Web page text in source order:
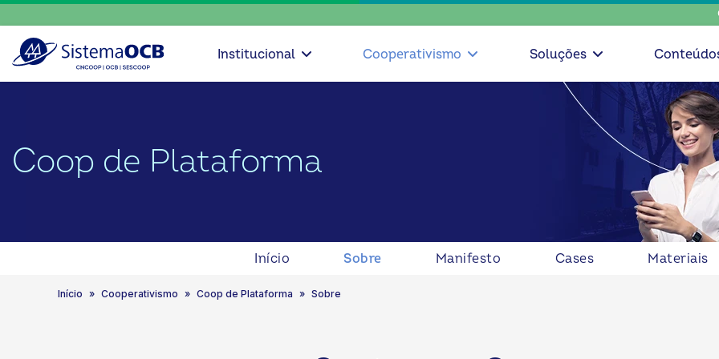
escolha
Institucional Cooperativismo Soluções
Coop de Plataforma
Início Sobre Manifesto Cases Materiais
Início Cooperativismo Coop de Plataforma Sobre